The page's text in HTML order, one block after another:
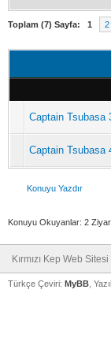
Toplam (7) Sayfa: 1 2
Captain Tsubasa
Captain Tsubasa
Konuyu Yazdır
Konuyu Okuyanlar: 2
Kırmızı Kep Web Sitesi
Türkçe Çeviri: MyBB ,